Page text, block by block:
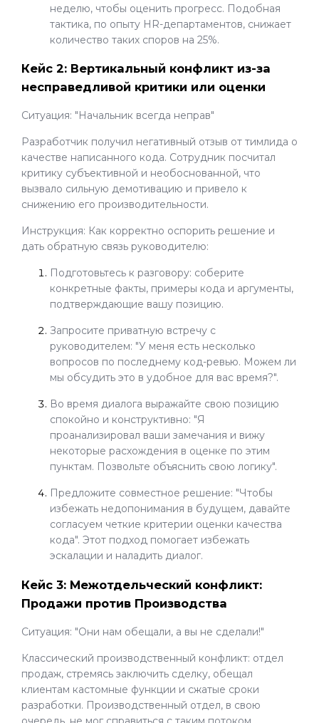
неделю, чтобы оценить прогресс. Подобная
тактика, по опыту HR-департаментов, снижает
количество таких споров на 25%.
Кейс 2: Вертикальный конфликт из-за
несправедливой критики или оценки
Ситуация: "Начальник всегда неправ"
Разработчик получил негативный отзыв от тимлида о
качестве написанного кода. Сотрудник посчитал
критику субъективной и необоснованной, что
вызвало сильную демотивацию и привело к
снижению его производительности.
Инструкция: Как корректно оспорить решение и
дать обратную связь руководителю:
Подготовьтесь к разговору: соберите
конкретные факты, примеры кода и аргументы,
подтверждающие вашу позицию.
Запросите приватную встречу с
руководителем: "У меня есть несколько
вопросов по последнему код-ревью. Можем ли
мы обсудить это в удобное для вас время?".
Во время диалога выражайте свою позицию
спокойно и конструктивно: "Я
проанализировал ваши замечания и вижу
некоторые расхождения в оценке по этим
пунктам. Позвольте объяснить свою логику".
Предложите совместное решение: "Чтобы
избежать недопонимания в будущем, давайте
согласуем четкие критерии оценки качества
кода". Этот подход помогает избежать
эскалации и наладить диалог.
Кейс 3: Межотдельческий конфликт:
Продажи против Производства
Ситуация: "Они нам обещали, а вы не сделали!"
Классический производственный конфликт: отдел
продаж, стремясь заключить сделку, обещал
клиентам кастомные функции и сжатые сроки
разработки. Производственный отдел, в свою